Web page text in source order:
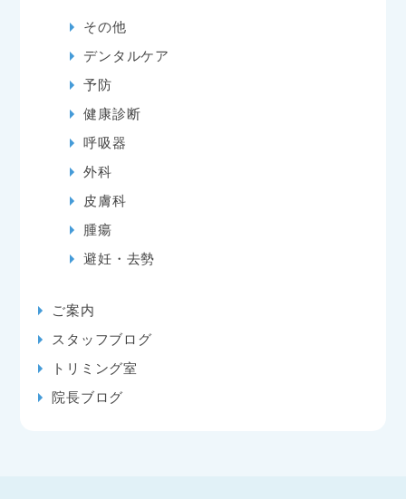
その他
デンタルケア
予防
健康診断
呼吸器
外科
皮膚科
腫瘍
避妊・去勢
ご案内
スタッフブログ
トリミング室
院長ブログ